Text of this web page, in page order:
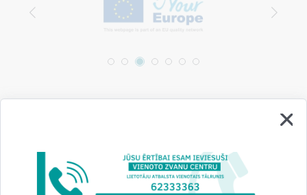
Sniegt atsauksmi